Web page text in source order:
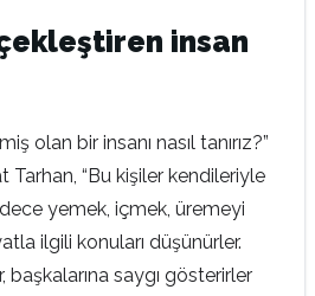
insan
olan bir insanı nasıl tanırız?”
Tarhan, “Bu kişiler kendileriyle
yemek, içmek, üremeyi
ilgili konuları düşünürler.
başkalarına saygı gösterirler